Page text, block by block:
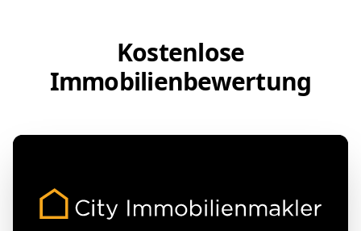
Kostenlose
Immobilienbewertung